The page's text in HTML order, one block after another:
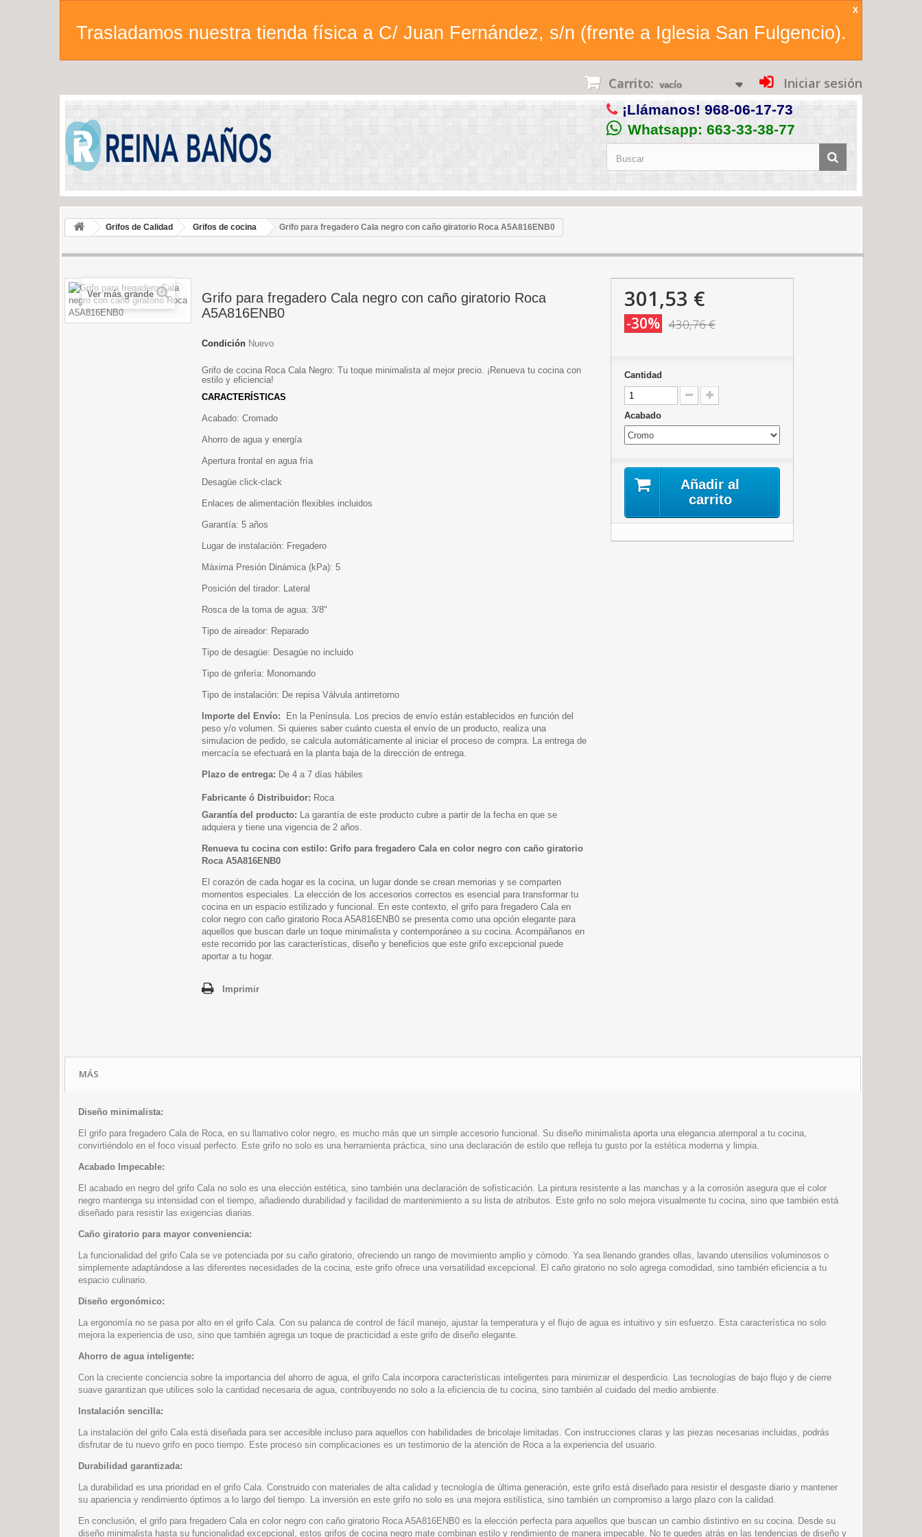
Trasladamos nuestra tienda física a C/ Juan Fernández, s/n (frente a Iglesia San Fulgencio).
X
Iniciar sesión
Carrito: vacío
¡Llámanos! 968-06-17-73
Whatsapp: 663-33-38-77
Grifos de Calidad Grifos de cocina Grifo para fregadero Cala negro con caño giratorio Roca A5A816ENB0
Ver más grande
Grifo para fregadero Cala negro con caño giratorio Roca
A5A816ENB0
Condición Nuevo
Grifo de cocina Roca Cala Negro: Tu toque minimalista al mejor precio. ¡Renueva tu cocina con
estilo y eficiencia!
CARACTERÍSTICAS
Acabado: Cromado
Ahorro de agua y energía
Apertura frontal en agua fría
Desagüe click-clack
Enlaces de alimentación flexibles incluidos
Garantía: 5 años
Lugar de instalación: Fregadero
Máxima Presión Dinámica (kPa): 5
Posición del tirador: Lateral
Rosca de la toma de agua: 3/8"
Tipo de aireador: Reparado
Tipo de desagüe: Desagüe no incluido
Tipo de grifería: Monomando
Tipo de instalación: De repisa Válvula antirretorno
Importe del Envío:
En la Península. Los precios de envío están establecidos en función del
peso y/o volumen. Si quieres saber cuánto cuesta el envío de un producto, realiza una
simulacion de pedido, se calcula automáticamente al iniciar el proceso de compra. La entrega de
mercacía se efectuará en la planta baja de la dirección de entrega.
Plazo de entrega: De 4 a 7 días hábiles
Fabricante ó Distribuidor: Roca
Garantía del producto: La garantía de este producto cubre a partir de la fecha en que se
adquiera y tiene una vigencia de 2 años.
Renueva tu cocina con estilo: Grifo para fregadero Cala en color negro con caño giratorio
Roca A5A816ENB0
El corazón de cada hogar es la cocina, un lugar donde se crean memorias y se comparten
momentos especiales. La elección de los accesorios correctos es esencial para transformar tu
cocina en un espacio estilizado y funcional. En este contexto, el grifo para fregadero Cala en
color negro con caño giratorio Roca A5A816ENB0 se presenta como una opción elegante para
aquellos que buscan darle un toque minimalista y contemporáneo a su cocina. Acompáñanos en
este recorrido por las características, diseño y beneficios que este grifo excepcional puede
aportar a tu hogar.
Imprimir
301,53 €
-30% 430,76 €
Cantidad
Acabado
Añadir al
carrito
MÁS
Diseño minimalista:
El grifo para fregadero Cala de Roca, en su llamativo color negro, es mucho más que un simple accesorio funcional. Su diseño minimalista aporta una elegancia atemporal a tu cocina,
convirtiéndolo en el foco visual perfecto. Este grifo no solo es una herramienta práctica, sino una declaración de estilo que refleja tu gusto por la estética moderna y limpia.
Acabado Impecable:
El acabado en negro del grifo Cala no solo es una elección estética, sino también una declaración de sofisticación. La pintura resistente a las manchas y a la corrosión asegura que el color
negro mantenga su intensidad con el tiempo, añadiendo durabilidad y facilidad de mantenimiento a su lista de atributos. Este grifo no solo mejora visualmente tu cocina, sino que también está
diseñado para resistir las exigencias diarias.
Caño giratorio para mayor conveniencia:
La funcionalidad del grifo Cala se ve potenciada por su caño giratorio, ofreciendo un rango de movimiento amplio y cómodo. Ya sea llenando grandes ollas, lavando utensilios voluminosos o
simplemente adaptándose a las diferentes necesidades de la cocina, este grifo ofrece una versatilidad excepcional. El caño giratorio no solo agrega comodidad, sino también eficiencia a tu
espacio culinario.
Diseño ergonómico:
La ergonomía no se pasa por alto en el grifo Cala. Con su palanca de control de fácil manejo, ajustar la temperatura y el flujo de agua es intuitivo y sin esfuerzo. Esta característica no solo
mejora la experiencia de uso, sino que también agrega un toque de practicidad a este grifo de diseño elegante.
Ahorro de agua inteligente:
Con la creciente conciencia sobre la importancia del ahorro de agua, el grifo Cala incorpora características inteligentes para minimizar el desperdicio. Las tecnologías de bajo flujo y de cierre
suave garantizan que utilices solo la cantidad necesaria de agua, contribuyendo no solo a la eficiencia de tu cocina, sino también al cuidado del medio ambiente.
Instalación sencilla:
La instalación del grifo Cala está diseñada para ser accesible incluso para aquellos con habilidades de bricolaje limitadas. Con instrucciones claras y las piezas necesarias incluidas, podrás
disfrutar de tu nuevo grifo en poco tiempo. Este proceso sin complicaciones es un testimonio de la atención de Roca a la experiencia del usuario.
Durabilidad garantizada:
La durabilidad es una prioridad en el grifo Cala. Construido con materiales de alta calidad y tecnología de última generación, este grifo está diseñado para resistir el desgaste diario y mantener
su apariencia y rendimiento óptimos a lo largo del tiempo. La inversión en este grifo no solo es una mejora estilística, sino también un compromiso a largo plazo con la calidad.
En conclusión, el grifo para fregadero Cala en color negro con caño giratorio Roca A5A816ENB0 es la elección perfecta para aquellos que buscan un cambio distintivo en su cocina. Desde su
diseño minimalista hasta su funcionalidad excepcional, estos grifos de cocina negro mate combinan estilo y rendimiento de manera impecable. No te quedes atrás en las tendencias de diseño y